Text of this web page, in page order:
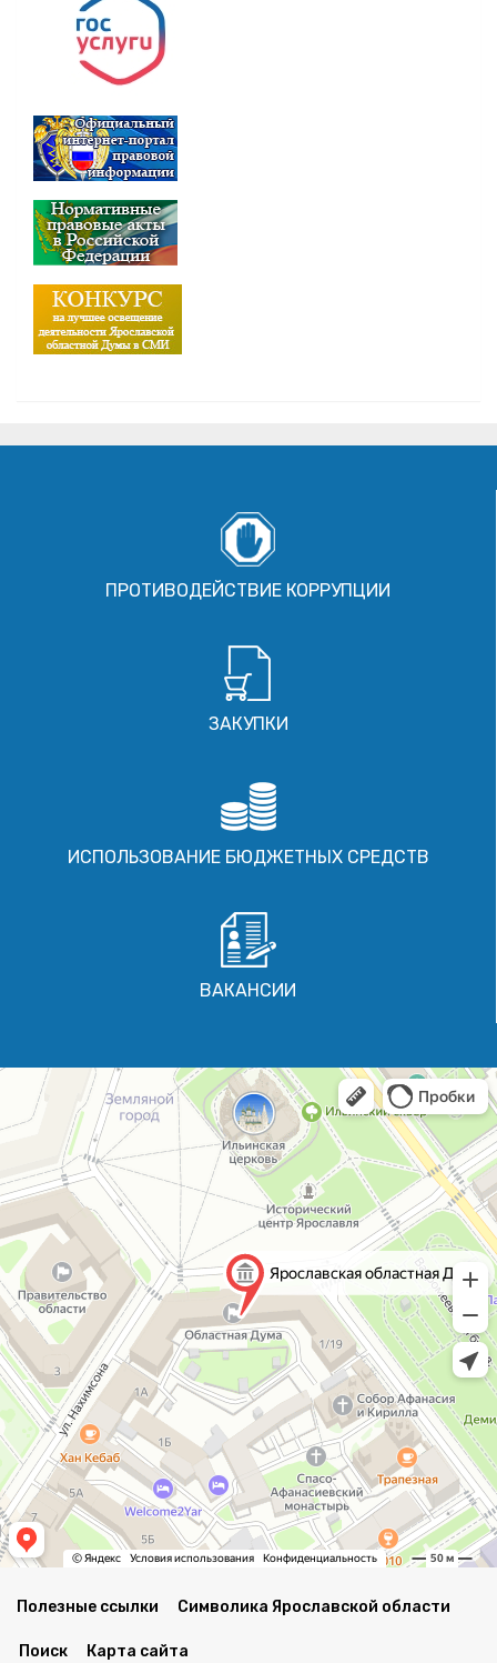
ПРОТИВОДЕЙСТВИЕ КОРРУПЦИИ
ЗАКУПКИ
ИСПОЛЬЗОВАНИЕ БЮДЖЕТНЫХ СРЕДСТВ
ВАКАНСИИ
Полезные ссылки Символика Ярославской области
Поиск Карта сайта